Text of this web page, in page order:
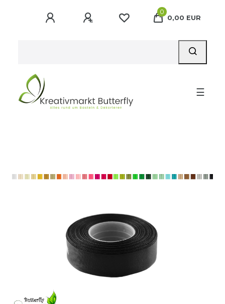
0
0,00 EUR
☰